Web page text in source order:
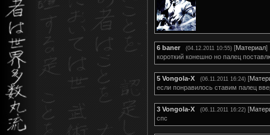
6 baner (04.12.2011 10:55) [Материал]
короткий конешно но палец
5 Vongola-X (06.11.2011 16:24) [
если понравилось ставим палец
3 Vongola-X (06.11.2011 16:22) [
спс